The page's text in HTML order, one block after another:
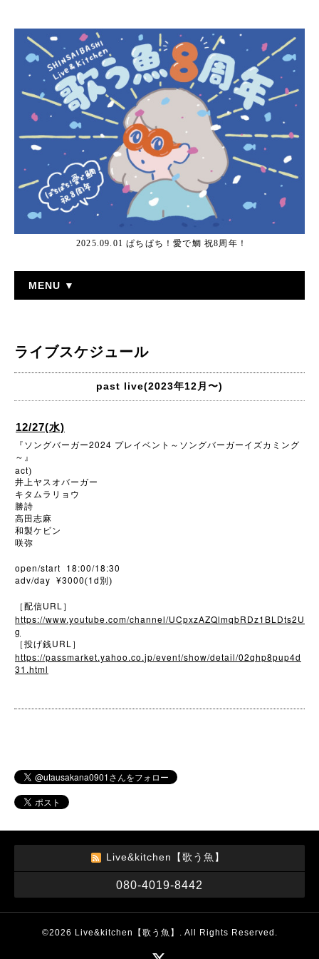
2025.09.01 ぱちぱち！愛で鯛 祝8周年！
MENU ▼
ライブスケジュール
past live(2023年12月〜)
12/27(水)
『ソングバーガー2024 プレイベント～ソングバーガーイズカミング
～』
act)
井上ヤスオバーガー
キタムラリョウ
勝詩
高田志麻
和製ケビン
咲弥
open/start 18:00/18:30
adv/day ¥3000(1d 別)
［配信URL ］
https://www.youtube.com/channel/UCpxzAZQlmqbRDz1BLDts2U
g
［投げ銭URL ］
https://passmarket.yahoo.co.jp/event/show/detail/02qhp8pup4d
31.html
Live&kitchen【歌う魚】
080-4019-8442
©2026 Live&kitchen【歌う魚】 . All Rights Reserved.